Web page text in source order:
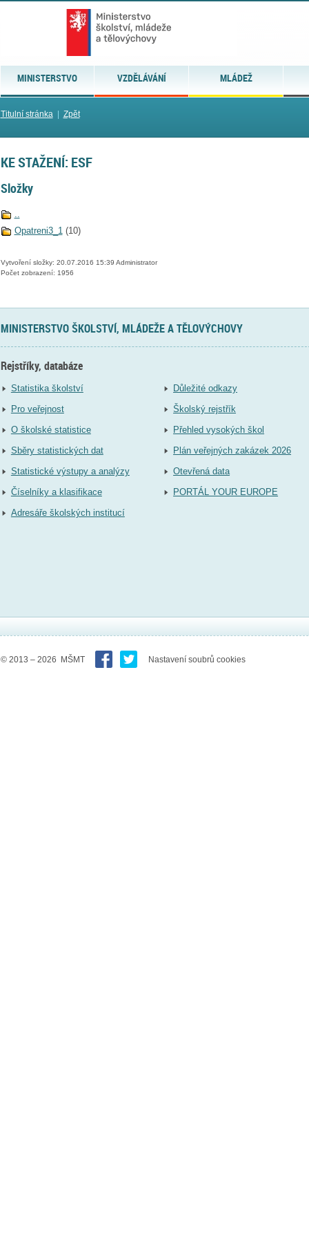
MINISTERSTVO VZDĚLÁVÁNÍ MLÁDEŽ
Titulní stránka| Zpět
KE STAŽENÍ: ESF
Složky
..
Opatreni3_1 (10)
Vytvoření složky: 20.07.2016 15:39 Administrator
Počet zobrazení: 1956
MINISTERSTVO ŠKOLSTVÍ, MLÁDEŽE A TĚLOVÝCHOVY
Rejstříky, databáze
Statistika školství
Pro veřejnost
O školské statistice
Sběry statistických dat
Statistické výstupy a analýzy
Číselníky a klasifikace
Adresáře školských institucí
Důležité odkazy
Školský rejstřík
Přehled vysokých škol
Plán veřejných zakázek 2026
Otevřená data
PORTÁL YOUR EUROPE
© 2013 – 2026 MŠMT Nastavení soubrů cookies